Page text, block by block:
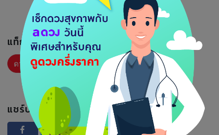
แท็กที่เกี่ยวข้อง :
ดวงรายวัน
แชร์บทความนี้ :